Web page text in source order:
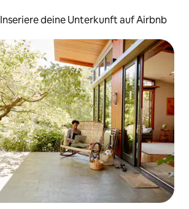
Inseriere deine Unterkunft auf Airbnb